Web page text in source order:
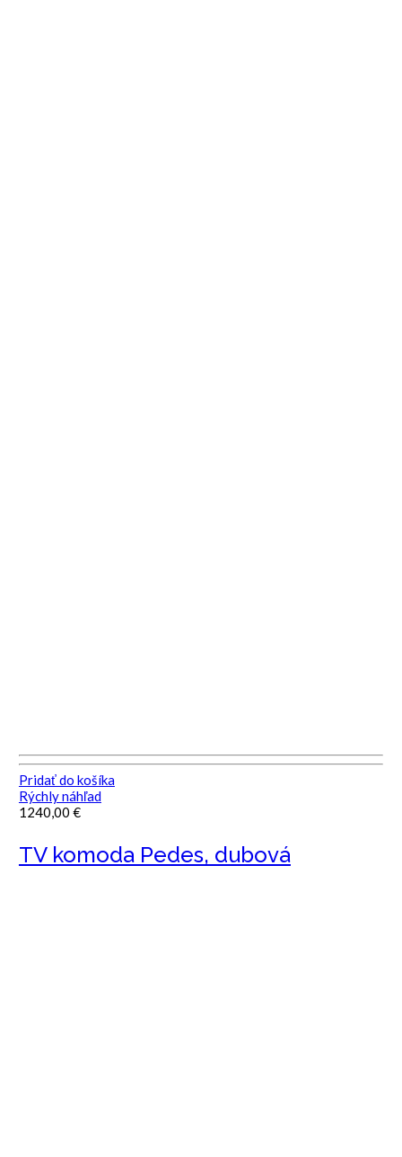
Pridať do košíka
Rýchly náhľad
1240,00 €
TV komoda Pedes, dubová